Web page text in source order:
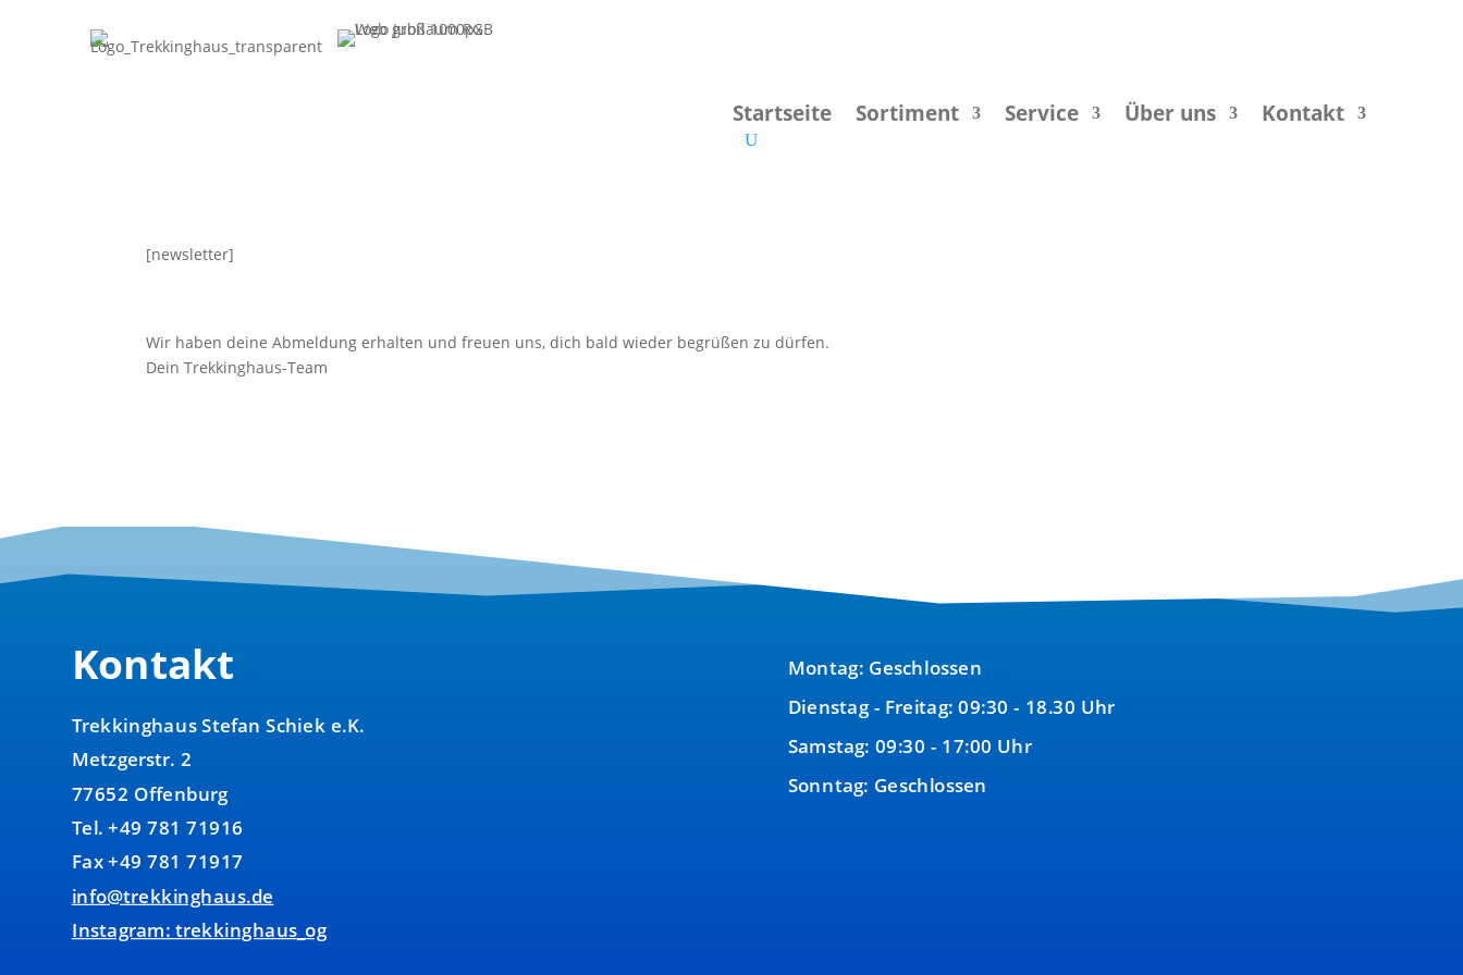
Startseite Sortiment Service Über uns Kontakt
[newsletter]
Wir haben deine Abmeldung erhalten und freuen uns, dich bald wieder begrüßen zu dürfen.
Dein Trekkinghaus-Team
Kontakt
Trekkinghaus Stefan Schiek e.K.
Metzgerstr. 2
77652 Offenburg
Tel. +49 781 71916
Fax +49 781 71917
info@trekkinghaus.de
Instagram: trekkinghaus_og
Montag: Geschlossen
Dienstag - Freitag: 09:30 - 18.30 Uhr
Samstag: 09:30 - 17:00 Uhr
Sonntag: Geschlossen